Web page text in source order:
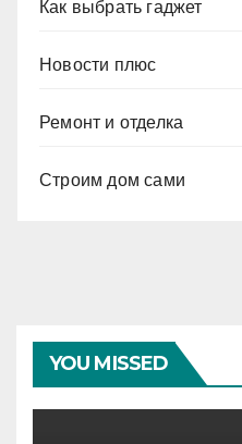
Как выбрать гаджет
Новости плюс
Ремонт и отделка
Строим дом сами
YOU MISSED